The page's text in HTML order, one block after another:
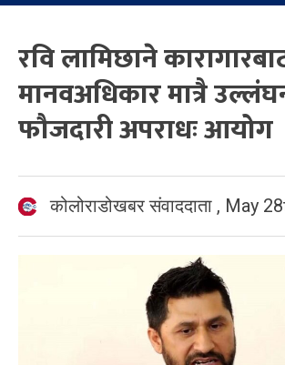
रवि लामिछाने
मानवअधिकार मात्रै
फौजदारी अपराधः आयोग
कोलोराडोखबर संवाददाता , May